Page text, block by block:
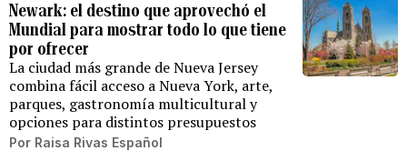
Newark: el destino que aprovechó el
Mundial para mostrar todo lo que tiene
por ofrecer
La ciudad más grande de Nueva Jersey
combina fácil acceso a Nueva York, arte,
parques, gastronomía multicultural y
opciones para distintos presupuestos
Por Raisa Rivas Español